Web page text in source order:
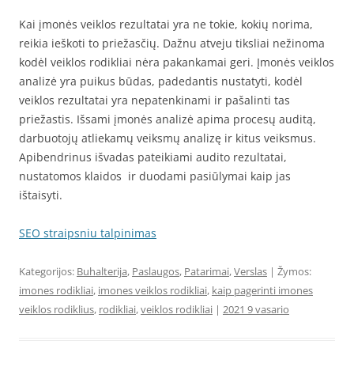
Kai įmonės veiklos rezultatai yra ne tokie, kokių norima,
reikia ieškoti to priežasčių. Dažnu atveju tiksliai nežinoma
kodėl veiklos rodikliai nėra pakankamai geri. Įmonės veiklos
analizė yra puikus būdas, padedantis nustatyti, kodėl
veiklos rezultatai yra nepatenkinami ir pašalinti tas
priežastis. Išsami įmonės analizė apima procesų auditą,
darbuotojų atliekamų veiksmų analizę ir kitus veiksmus.
Apibendrinus išvadas pateikiami audito rezultatai,
nustatomos klaidos ir duodami pasiūlymai kaip jas
ištaisyti.
SEO straipsniu talpinimas
Kategorijos: Buhalterija, Paslaugos, Patarimai,Verslas | Žymos:
imones rodikliai, imones veiklos rodikliai, kaip pagerinti imones
veiklos rodiklius, rodikliai,veiklos rodikliai | 2021 9 vasario